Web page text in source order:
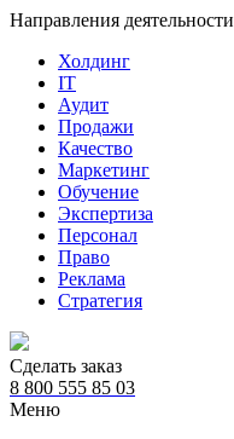
Направления деятельности
Холдинг
IT
Аудит
Продажи
Качество
Маркетинг
Обучение
Экспертиза
Персонал
Право
Реклама
Стратегия
Сделать заказ
8 800 555 85 03
Меню